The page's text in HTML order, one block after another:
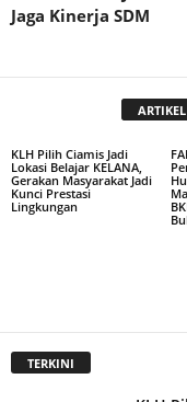
Jaga Kinerja SDM
KLH Pilih Ciamis Jadi
Lokasi Belajar KELANA,
Gerakan Masyarakat Jadi
Kunci Prestasi
Lingkungan
TERKINI